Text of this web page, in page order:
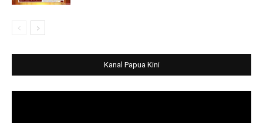
Kanal Papua Kini